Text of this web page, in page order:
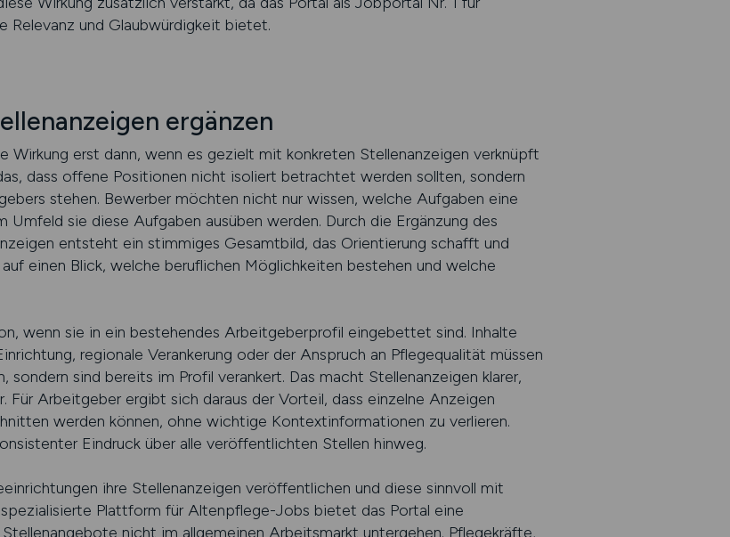
und Glaubwürdigkeit bietet.
ergänzen
erst dann, wenn es gezielt mit konkreten Stellenanzeigen verknüpft
dass offene Positionen nicht isoliert betrachtet werden sollten, sondern
stehen. Bewerber möchten nicht nur wissen, welche Aufgaben eine
Umfeld sie diese Aufgaben ausüben werden. Durch die Ergänzung des
entsteht ein stimmiges Gesamtbild, das Orientierung schafft und
einen Blick, welche beruflichen Möglichkeiten bestehen und welche
wenn sie in ein bestehendes Arbeitgeberprofil eingebettet sind. Inhalte
regionale Verankerung oder der Anspruch an Pflegequalität müssen
sind bereits im Profil verankert. Das macht Stellenanzeigen klarer,
Für Arbeitgeber ergibt sich daraus der Vorteil, dass einzelne Anzeigen
werden können, ohne wichtige Kontextinformationen zu verlieren.
Eindruck über alle veröffentlichten Stellen hinweg.
ihre Stellenanzeigen veröffentlichen und diese sinnvoll mit
Plattform für Altenpflege-Jobs bietet das Portal eine
nicht im allgemeinen Arbeitsmarkt untergehen. Pflegekräfte,